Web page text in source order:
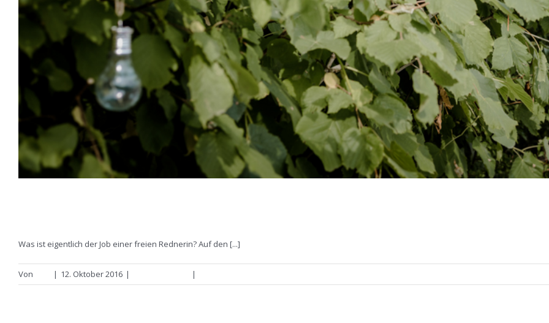
Was ist eigentlich der Job einer freien Rednerin? Auf den [...]
Von | 12. Oktober 2016 | |